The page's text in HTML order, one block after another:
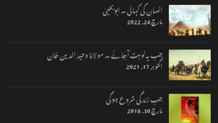
انسان کی کہانی ۔ ابویحییٰ
مارچ 24, 2022
جب یہ نوبت آجائے ۔ مولانا وحید الدین خان
اکتوبر 17, 2021
جب زندگی شروع ہوگی
مارچ 30, 2018